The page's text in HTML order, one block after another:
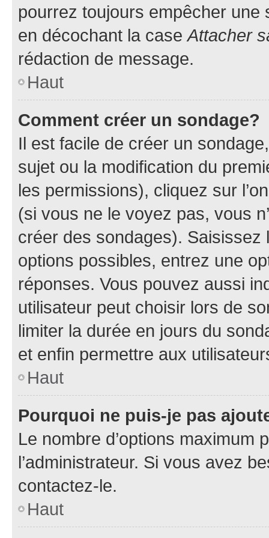
pourrez toujours empêcher une
en décochant la caseAttacher
rédaction de message.
Haut
Comment créer un sondage?
Il est facile de créer un
sujet ou la modification du
les permissions), cliquez sur
(si vous ne le voyez pas, vous
créer des sondages).
options possibles, entrez une
réponses. Vous pouvez aussi
utilisateur peut choisir lors de
limiter la durée en jours du
et enfin permettre aux
Haut
Pourquoi ne puis-je pas
Le nombre d’options maximum
l’administrateur. Si vous avez
contactez-le.
Haut